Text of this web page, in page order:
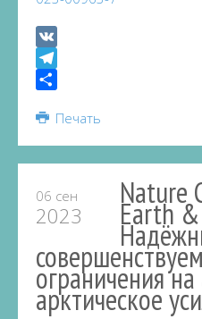
VK
Telegram
Печать
06 сен
2023
Nature
Earth
ограничения
арктическое